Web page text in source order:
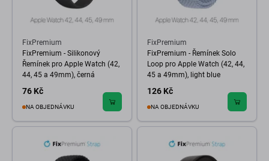
FixPremium
FixPremium - Silikonový
Řemínek pro Apple Watch (42,
44, 45 a 49mm), černá
76 Kč
NA OBJEDNÁVKU
FixPremium
FixPremium - Řemínek Solo
Loop pro Apple Watch (42, 44,
45 a 49mm), light blue
126 Kč
NA OBJEDNÁVKU